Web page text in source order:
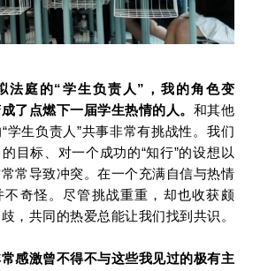
法庭的“学生负责人”，我的角色变
了点燃下一届学生热情的人。 和其他
学生负责人”共事非常有挑战性。我们
目标、对一个成功的“知行”的设想以
常导致冲突。在一个充满自信与热情
不奇怪。尽管挑战重重，却也收获颇
，共同的热爱总能让我们找到共识。
感激曾不得不与这些我见过的极有主